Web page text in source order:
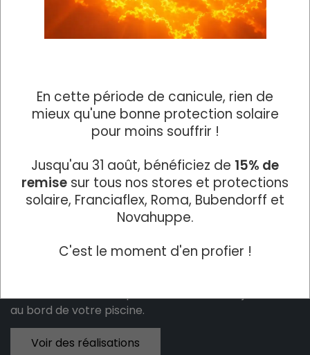
La pergola bioclimatique
De conception sur-mesure, les pergolas sont
conçues pour s’intégrer parfaitement à votre
au bord de votre piscine.
Voir des réalisations
En cette période de canicule, rien de
mieux qu'une bonne protection solaire
pour moins souffrir !
Jusqu'au 31 août, bénéficiez de 15% de
remise sur tous nos stores et protections
solaire, Franciaflex, Roma, Bubendorff et
Novahuppe.
C'est le moment d'en profier !